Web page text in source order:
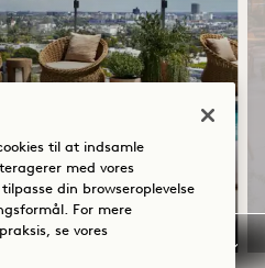
dit ophold
til at indsamle
med vores
din browseroplevelse
For mere
se vores